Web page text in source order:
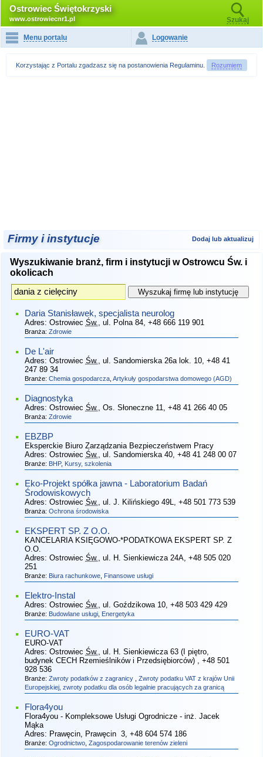
Ostrowiec Świętokrzyski
www.ostrowiecnr1.pl Szukaj
Menu portalu Logowanie
Korzystając z Portalu zgadzasz się na postanowienia Regulaminu Rozumiem
Firmy i instytucje Dodaj lub aktualizuj
Wyszukiwanie branż, firm i instytucji w Ostrowcu Św. i
okolicach
Daria Stanisławek, specjalista neurolog
Adres: Ostrowiec Św. , ul. Polna 84, +48 666 119 901
Branża: Zdrowie
De L'air
Adres: Ostrowiec Św. , ul. Sandomierska 26a lok. 10, +48 41
247 89 34
Branże: Chemia gospodarcza, Artykuły gospodarstwa domowego (AGD)
Diagnostyka
Adres: Ostrowiec Św. , Os. Słoneczne 11 , +48 41 266 40 05
Branża: Zdrowie
EBZBP
Eksperckie Biuro Zarządzania Bezpieczeństwem Pracy
Adres: Ostrowiec Św. , ul. Sandomierska 40, +48 41 248 00 07
Branże: BHP, Kursy, szkolenia
Eko-Projekt spółka jawna - Laboratorium Badań
Środowiskowych
Adres: Ostrowiec Św. , ul. J. Kilińskiego 49L , +48 501 773 539
Branża: Ochrona środowiska
EKSPERT SP. Z O.O.
KANCELARIA KSIĘGOWO-*PODATKOWA EKSPERT SP. Z
O.O.
Adres: Ostrowiec Św. , ul. H. Sienkiewicza 24A, +48 505 020
251
Branże: Biura rachunkowe, Finansowe usługi
Elektro-Instal
Adres: Ostrowiec Św. , ul. Goździkowa 10, +48 503 429 429
Branże: Budowlane usługi, Energetyka
EURO-VAT
EURO-VAT
Adres: Ostrowiec Św.
, ul. H. Sienkiewicza 63 (I piętro,
budynek CECH Rzemieślników i Przedsiębiorców)
, +48 501
928 536
Branże: Zwroty podatków z zagranicy
Zwroty podatku VAT z krajów Unii
Europejskiej, zwroty podatku dla osób legalnie pracujących za granicą
Flora4you
Flora4you - Kompleksowe Usługi Ogrodnicze - inż. Jacek
Mąka
Adres: Prawęcin, Prawęcin 3, +48 604 574 186
Branże: Ogrodnictwo, Zagospodarowanie terenów zieleni